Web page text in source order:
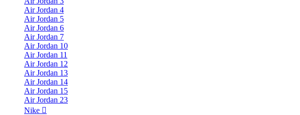
Air Jordan 4
Air Jordan 5
Air Jordan 6
Air Jordan 7
Air Jordan 10
Air Jordan 11
Air Jordan 12
Air Jordan 13
Air Jordan 14
Air Jordan 15
Air Jordan 23
Nike